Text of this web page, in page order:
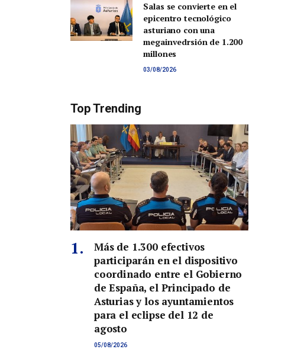
Salas se convierte en el
epicentro tecnológico
asturiano con una
megainvedrsión de 1.200
millones
03/08/2026
Top Trending
Más de 1.300 efectivos
participarán en el dispositivo
coordinado entre el Gobierno
de España, el Principado de
Asturias y los ayuntamientos
para el eclipse del 12 de
agosto
05/08/2026